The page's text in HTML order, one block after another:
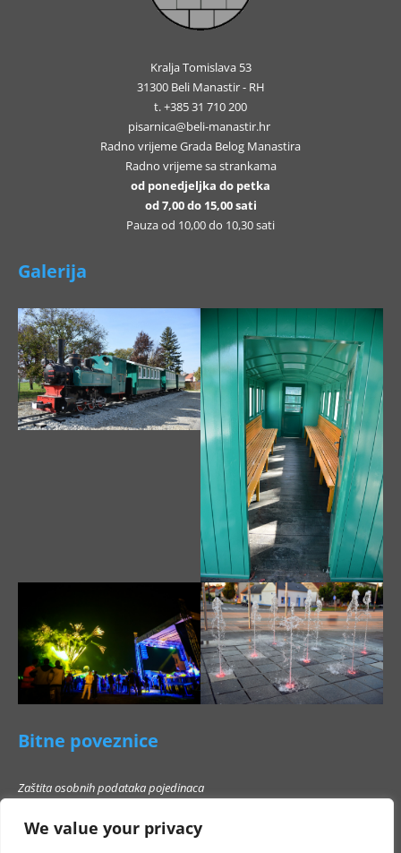
We value your privacy
Kralja Tomislava 53
31300 Beli Manastir - RH
t. +385 31 710 200
pisarnica@beli-manastir.hr
Radno vrijeme Grada Belog Manastira
Radno vrijeme sa strankama
od ponedjeljka do petka
od 7,00 do 15,00 sati
Pauza od 10,00 do 10,30 sati
Galerija
Bitne poveznice
Zaštita osobnih podataka pojedinaca
Popis poslovnih subjekata s kojima Grad Beli Manastir ne smije stupati u